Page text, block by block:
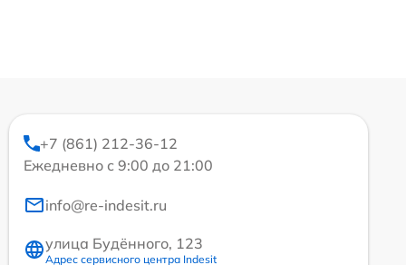
+7 (861) 212-36-12
Ежедневно с 9:00 до 21:00
info@re-indesit.ru
улица Будённого, 123
Адрес сервисного центра Indesit